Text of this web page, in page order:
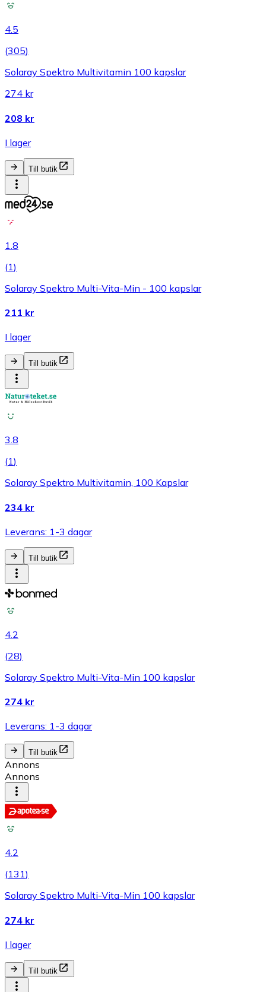
4.5
(305)
Solaray Spektro Multivitamin 100 kapslar
274 kr
208 kr
I lager
Till butik
1.8
(1)
Solaray Spektro Multi-Vita-Min - 100 kapslar
211 kr
I lager
Till butik
3.8
(1)
Solaray Spektro Multivitamin, 100 Kapslar
234 kr
Leverans: 1-3 dagar
Till butik
4.2
(28)
Solaray Spektro Multi-Vita-Min 100 kapslar
274 kr
Leverans: 1-3 dagar
Till butik
Annons
Annons
4.2
(131)
Solaray Spektro Multi-Vita-Min 100 kapslar
274 kr
I lager
Till butik